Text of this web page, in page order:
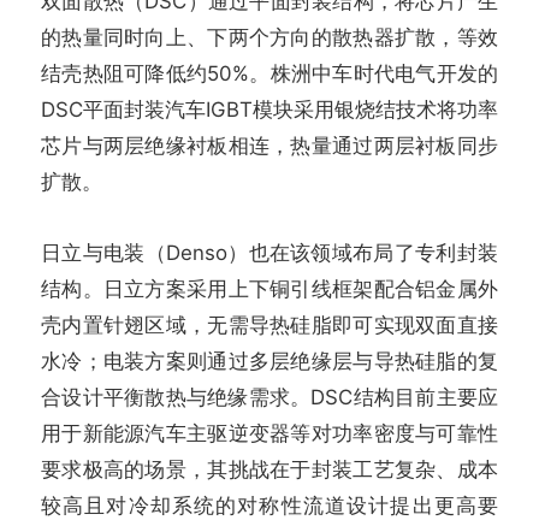
的热量同时向上、下两个方向的散热器扩散，等效
结壳热阻可降低约50%。株洲中车时代电气开发的
DSC平面封装汽车IGBT模块采用银烧结技术将功率
芯片与两层绝缘衬板相连，热量通过两层衬板同步
扩散。
日立与电装（Denso）也在该领域布局了专利封装
结构。日立方案采用上下铜引线框架配合铝金属外
壳内置针翅区域，无需导热硅脂即可实现双面直接
水冷；电装方案则通过多层绝缘层与导热硅脂的复
合设计平衡散热与绝缘需求。DSC结构目前主要应
用于新能源汽车主驱逆变器等对功率密度与可靠性
要求极高的场景，其挑战在于封装工艺复杂、成本
较高且对冷却系统的对称性流道设计提出更高要